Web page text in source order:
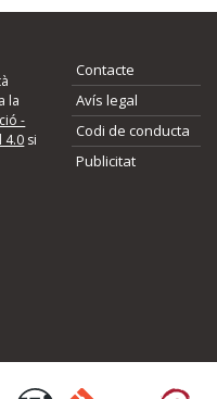
millores o
alguna millora, ompliu els
del qual voleu informar-
la
-
4.0 si
Contacte
Avís legal
Codi de conducta
Publicitat